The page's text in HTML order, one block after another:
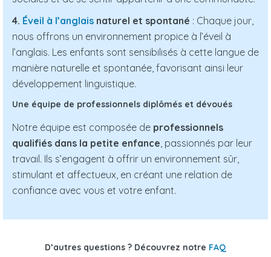
4. Éveil à l’anglais naturel et spontané : Chaque jour,
nous offrons un environnement propice à l’éveil à
l’anglais. Les enfants sont sensibilisés à cette langue de
manière naturelle et spontanée, favorisant ainsi leur
développement linguistique.
Une équipe de professionnels diplômés et dévoués
Notre équipe est composée de professionnels
qualifiés dans la petite enfance, passionnés par leur
travail. Ils s’engagent à offrir un environnement sûr,
stimulant et affectueux, en créant une relation de
confiance avec vous et votre enfant.
D’autres questions ? Découvrez notre FAQ